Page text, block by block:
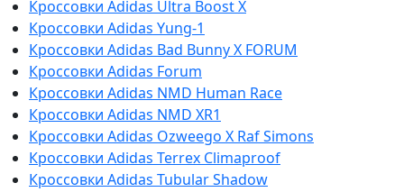
Кроссовки Adidas Ultra Boost X
Кроссовки Adidas Yung-1
Кроссовки Adidas Bad Bunny X FORUM
Кроссовки Adidas Forum
Кроссовки Adidas NMD Human Race
Кроссовки Adidas NMD XR1
Кроссовки Adidas Ozweego Х Raf Simons
Кроссовки Adidas Terrex Climaproof
Кроссовки Adidas Tubular Shadow